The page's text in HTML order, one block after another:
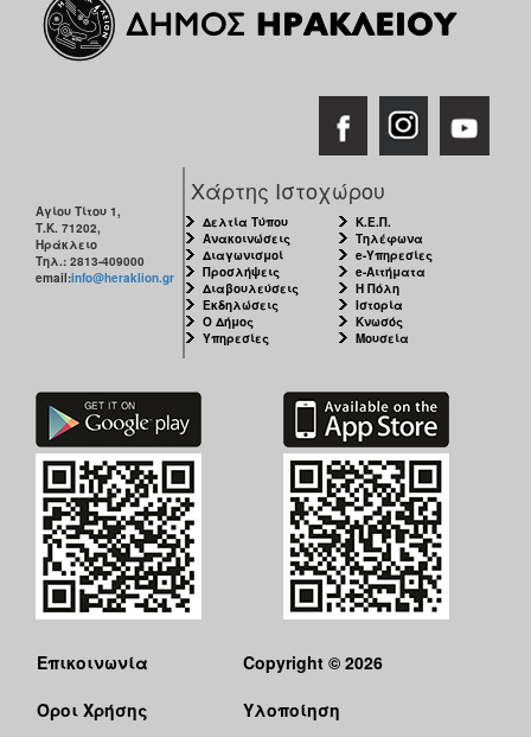
ΑΝΘΕΚΤΙΚΗ
ΠΟΛΗ
Αγίου Τίτου 1,
Τ.Κ. 71202,
Ηράκλειο
Τηλ.: 2813-409000
email:info@heraklion.gr
Χάρτης Ιστοχώρου
Δελτία Τύπου
Ανακοινώσεις
Διαγωνισμοί
Προσλήψεις
Διαβουλεύσεις
Εκδηλώσεις
Ο Δήμος
Υπηρεσίες
Κ.Ε.Π.
Τηλέφωνα
e-Υπηρεσίες
e-Αιτήματα
Η Πόλη
Ιστορία
Κνωσός
Μουσεία
Επικοινωνία
Όροι Χρήσης
Copyright © 2026
Υλοποίηση